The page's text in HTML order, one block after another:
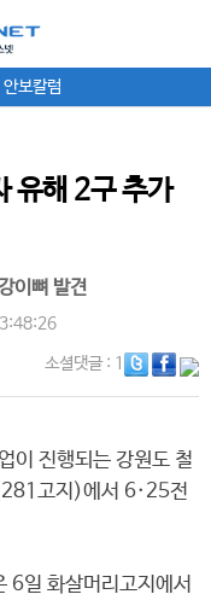
안보칼럼
유해 2구 추가
이뼈 발견
소셜댓글: 1
이 진행되는 강원도 철
고지)에서 6·25전
6일 화살머리고지에서